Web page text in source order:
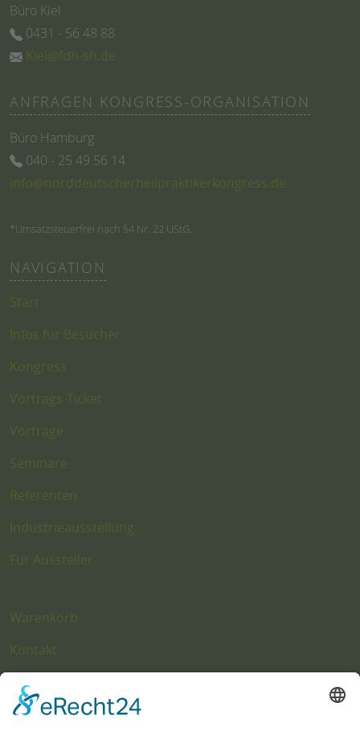
Büro Kiel
0431 - 56 48 88
ANFRAGEN KONGRESS-ORGANISATION
Büro Hamburg
040 - 25 49 56 14
*Umsatzsteuerfrei nach §4 Nr. 22 UStG.
NAVIGATION
Impressum
Datenschutz